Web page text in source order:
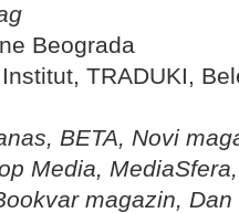
Beograda
TRADUKI,
BETA, Novi
Media,
magazin,